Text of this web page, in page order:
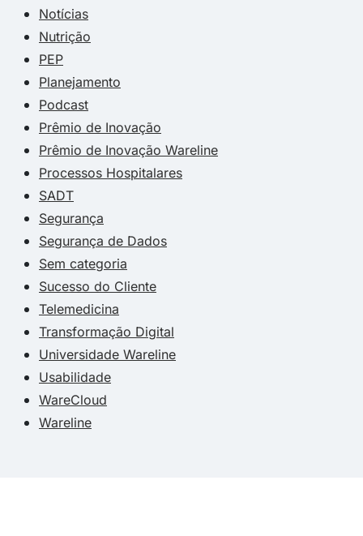
Notícias
Nutrição
PEP
Planejamento
Podcast
Prêmio de Inovação
Prêmio de Inovação Wareline
Processos Hospitalares
SADT
Segurança
Segurança de Dados
Sem categoria
Sucesso do Cliente
Telemedicina
Transformação Digital
Universidade Wareline
Usabilidade
WareCloud
Wareline